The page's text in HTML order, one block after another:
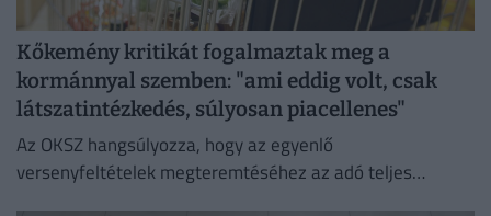
Kőkemény kritikát fogalmaztak meg a
kormánnyal szemben: "ami eddig volt, csak
látszatintézkedés, súlyosan piacellenes"
Az OKSZ hangsúlyozza, hogy az egyenlő
versenyfeltételek megteremtéséhez az adó teljes